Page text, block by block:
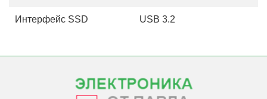
Интерфейс SSD USB 3.2